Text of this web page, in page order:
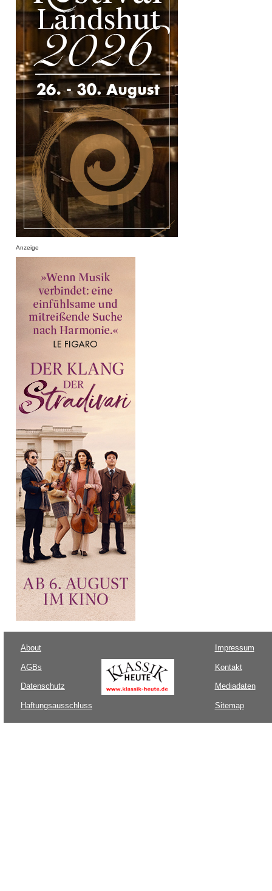
Anzeige
About
AGBs
Datenschutz
Haftungsausschluss
Impressum
Kontakt
Mediadaten
Sitemap